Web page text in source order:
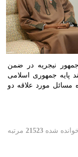
رئیس جمهور نیجریه در ضمن
پایه جمهوری اسلامی
مسائل مورد علاقه دو
شده 21523 مرتبه